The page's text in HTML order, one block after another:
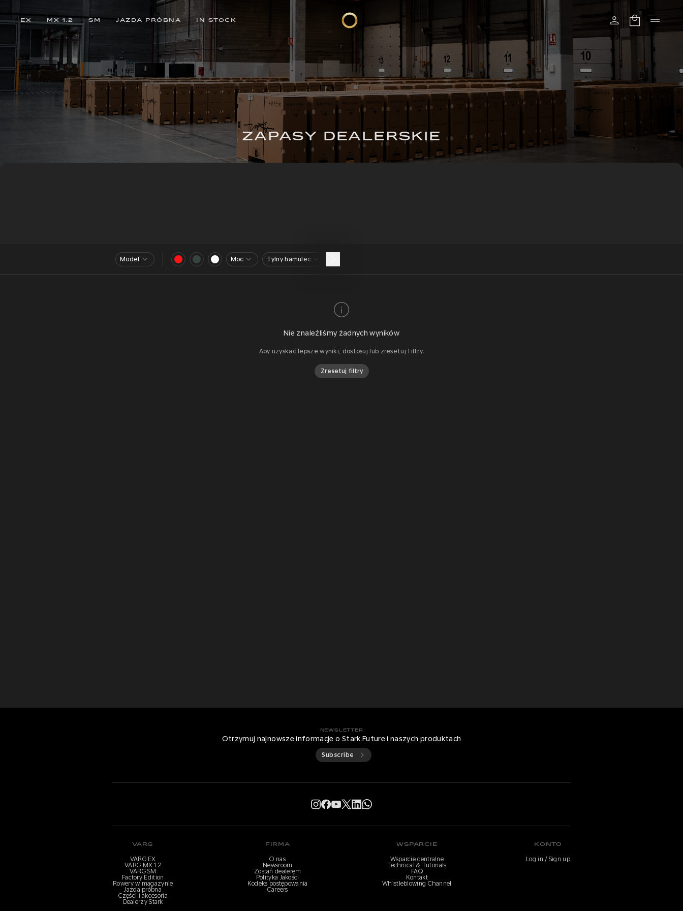
EX MX 1.2 SM JAZDA PRÓBNA IN STOCK
ZAPASY DEALERSKIE
Model Moc Tylny hamulec
Nie znaleźliśmy żadnych wyników
Aby uzyskać lepsze wyniki, dostosuj lub zresetuj filtry.
Zresetuj filtry
NEWSLETTER
Otrzymuj najnowsze informacje o Stark Future i naszych produktach
Subscribe
VARG
VARG EX
VARG MX 1.2
VARG SM
Factory Edition
Rowery w magazynie
Jazda próbna
Części i akcesoria
Dealerzy Stark
FIRMA
O nas
Newsroom
Zostań dealerem
Polityka Jakości
Kodeks postępowania
Careers
WSPARCIE
Wsparcie centralne
Technical & Tutorials
FAQ
Kontakt
Whistleblowing Channel
KONTO
Log in / Sign up